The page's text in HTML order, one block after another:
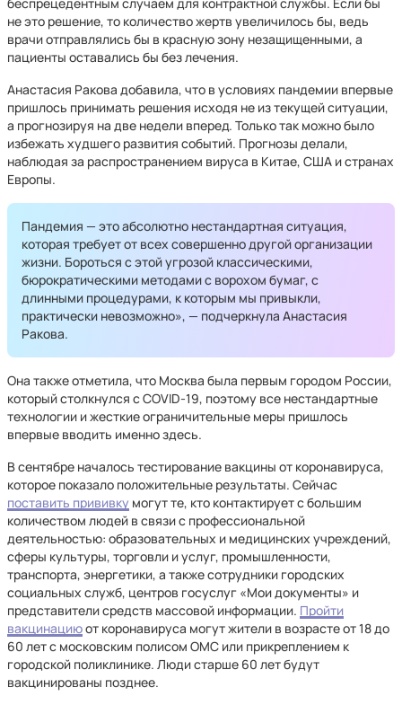
не это решение, то количество жертв увеличилось бы, ведь
врачи отправлялись бы в красную зону незащищенными, а
пациенты оставались бы без лечения.
Анастасия Ракова добавила, что в условиях пандемии впервые
пришлось принимать решения исходя не из текущей ситуации,
а прогнозируя на две недели вперед. Только так можно было
избежать худшего развития событий. Прогнозы делали,
наблюдая за распространением вируса в Китае, США и странах
Европы.
Пандемия — это абсолютно нестандартная ситуация,
которая требует от всех совершенно другой организации
жизни. Бороться с этой угрозой классическими,
бюрократическими методами с ворохом бумаг, с
длинными процедурами, к которым мы привыкли,
практически невозможно», — подчеркнула Анастасия
Ракова.
Она также отметила, что Москва была первым городом России,
который столкнулся с COVID-19, поэтому все нестандартные
технологии и жесткие ограничительные меры пришлось
впервые вводить именно здесь.
В сентябре началось тестирование вакцины от коронавируса,
которое показало положительные результаты. Сейчас
поставить прививку могут те, кто контактирует с большим
количеством людей в связи с профессиональной
деятельностью: образовательных и медицинских учреждений,
сферы культуры, торговли и услуг, промышленности,
транспорта, энергетики, а также сотрудники городских
социальных служб, центров госуслуг «Мои документы» и
представители средств массовой информации. Пройти
вакцинациюот коронавируса могут жители в возрасте от 18 до
60 лет с московским полисом ОМС или прикреплением к
городской поликлинике. Люди старше 60 лет будут
вакцинированы позднее.